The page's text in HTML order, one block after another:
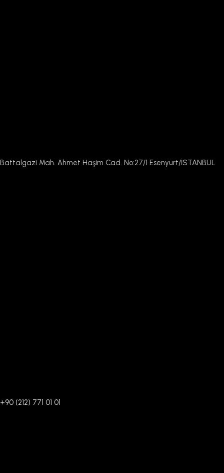
Battalgazi Mah. Ahmet Haşim Cad. No:27/1 Esenyurt/İSTANBUL
+90 (212) 771 01 01